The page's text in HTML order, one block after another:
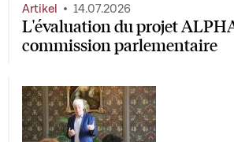
L'évaluation du projet
commission parlementaire
Artikel 14.07.2026